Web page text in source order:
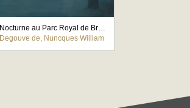
Nocturne au Parc Royal de Bruxelles
Degouve de, Nuncques William